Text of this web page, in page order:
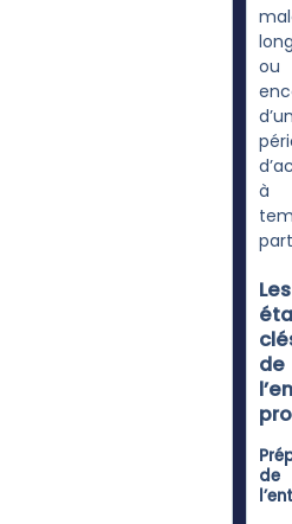
ou
à
Les
de
de